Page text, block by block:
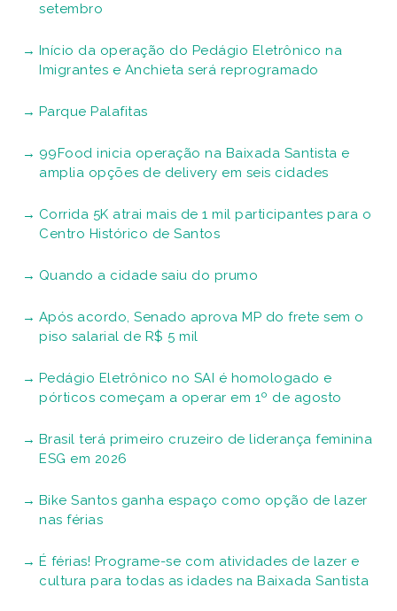
setembro
Início da operação do Pedágio Eletrônico na
Imigrantes e Anchieta será reprogramado
Parque Palafitas
99Food inicia operação na Baixada Santista e
amplia opções de delivery em seis cidades
Corrida 5K atrai mais de 1 mil participantes para o
Centro Histórico de Santos
Quando a cidade saiu do prumo
Após acordo, Senado aprova MP do frete sem o
piso salarial de R$ 5 mil
Pedágio Eletrônico no SAI é homologado e
pórticos começam a operar em 1º de agosto
Brasil terá primeiro cruzeiro de liderança feminina
ESG em 2026
Bike Santos ganha espaço como opção de lazer
nas férias
É férias! Programe-se com atividades de lazer e
cultura para todas as idades na Baixada Santista